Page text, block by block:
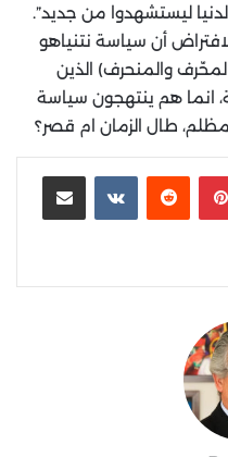
ليستشهدوا من جديد”.
أن سياسة نتنياهو
والمنحرف) الذين
انما هم ينتهجون سياسة
طال الزمان ام قصر؟
بينتيريست